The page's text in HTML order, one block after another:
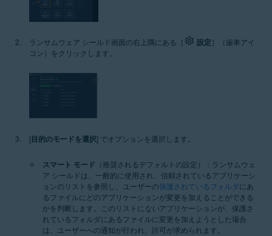
ランサムウェア シールド画面の右上隅にある［ 設定 ］（歯車アイ
コン）をクリックします。
[目的のモードを選択] でオプションを選択します。
スマート モード （推奨されるデフォルトの設定）：ランサムウェ
ア シールドは、一般的に使用され、信頼されているアプリケーシ
ョンのリストを参照し、ユーザーの保護されているフォルダにあ
るファイルにどのアプリケーションが変更を加えることができる
かを判断します。このリストにないアプリケーションが、保護さ
れているフォルダにあるファイルに変更を加えようとした場合
は、ユーザーへの通知が行われ、許可が求められます。